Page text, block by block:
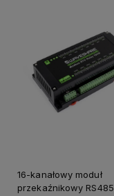
16-kanałowy moduł
przekaźnikowy RS485